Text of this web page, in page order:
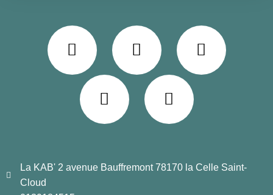
La KAB' 2 avenue Bauffremont 78170 la Celle Saint-
Cloud